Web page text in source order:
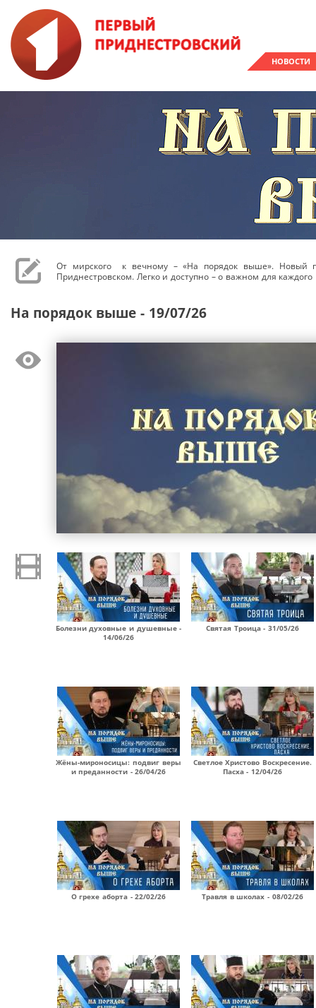
НОВОСТИ
От мирского к вечному – «На порядок выше». Новый
Приднестровском. Легко и доступно – о важном для каждого
На порядок выше - 19/07/26
Болезни духовные и душевные -
14/06/26
Святая Троица - 31/05/26
Жёны-мироносицы: подвиг веры
и преданности - 26/04/26
Светлое Христово Воскресение.
Пасха - 12/04/26
О грехе аборта - 22/02/26 Травля в школах - 08/02/26